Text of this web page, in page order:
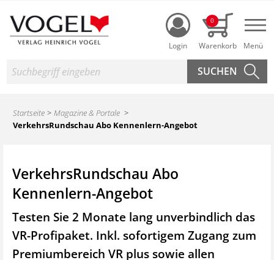
Login
0
Suche
Startseite
Magazine & Portale
VerkehrsRundschau Abo Kennenlern-Angebot
VerkehrsRundschau Abo
Kennenlern-Angebot
Testen Sie 2 Monate lang unverbindlich das
VR-Profipaket. Inkl. sofortigem Zugang zum
Premiumbereich VR plus sowie allen